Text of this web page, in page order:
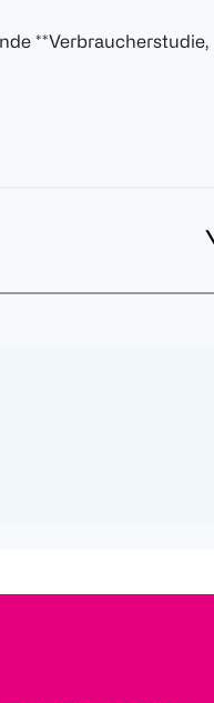
**Verbraucherstudie,